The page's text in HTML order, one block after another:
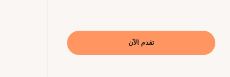
تقدم الآن